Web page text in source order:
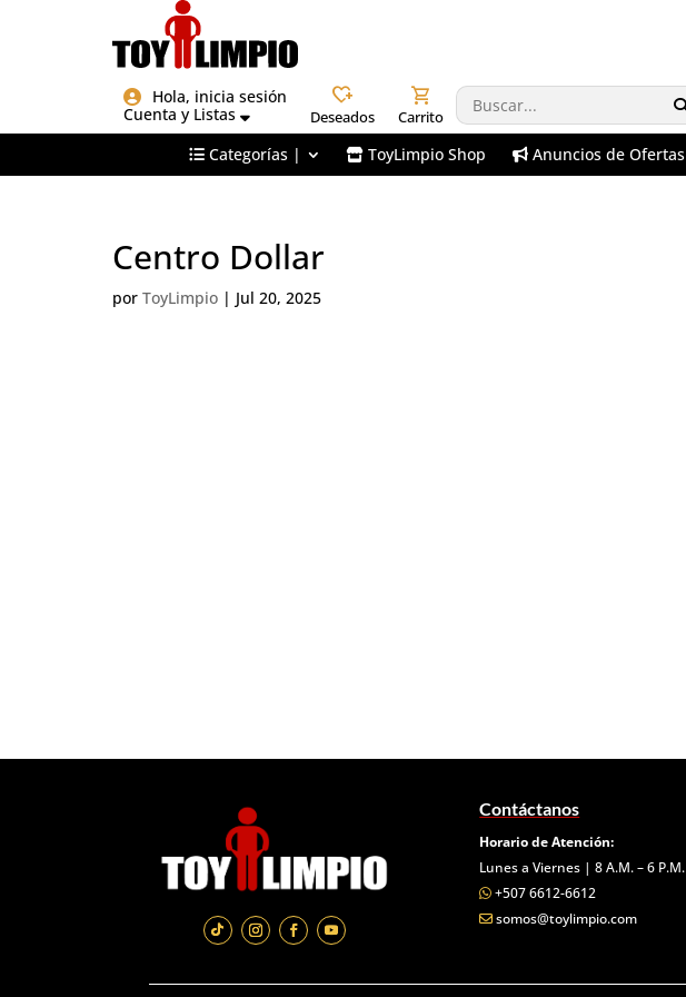
Hola, inicia sesión
Cuenta y Listas
heart_plus
Deseados
shopping_cart
Carrito
Categorías | ToyLimpio Shop Anuncios de Ofertas
Centro Dollar
por ToyLimpio| Jul 20, 2025
Contáctanos
Horario de Atención:
Lunes a Viernes | 8 A.M. – 6 P.M.
+507 6612-6612
somos@toylimpio.com